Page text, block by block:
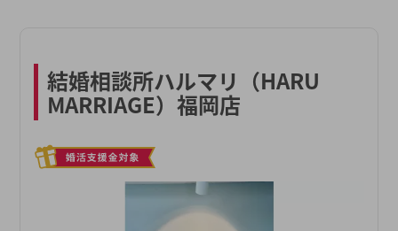
結婚相談所ハルマリ（HARU
MARRIAGE）福岡店